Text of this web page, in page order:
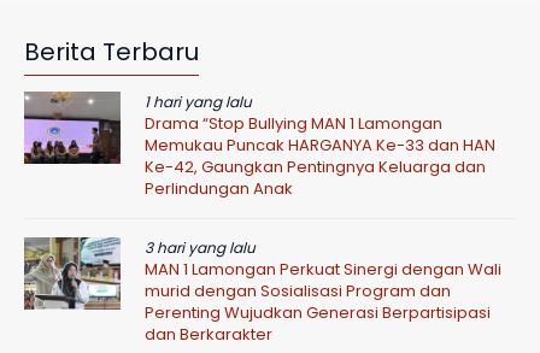
Berita Terbaru
1 hari yang lalu
Drama “Stop Bullying MAN 1 Lamongan
Memukau Puncak HARGANYA Ke-33 dan HAN
Ke-42, Gaungkan Pentingnya Keluarga dan
Perlindungan Anak
3 hari yang lalu
MAN 1 Lamongan Perkuat Sinergi dengan Wali
murid dengan Sosialisasi Program dan
Perenting Wujudkan Generasi Berpartisipasi
dan Berkarakter